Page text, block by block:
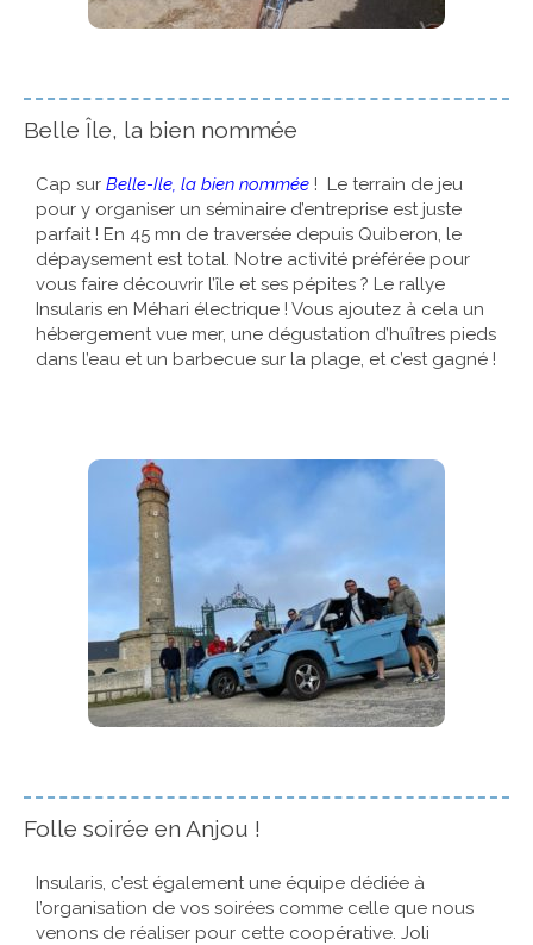
Belle Île, la bien nommée
Cap sur Belle-Ile, la bien nommée ! Le terrain de jeu
pour y organiser un séminaire d’entreprise est juste
parfait ! En 45 mn de traversée depuis Quiberon, le
dépaysement est total. Notre activité préférée pour
vous faire découvrir l’île et ses pépites ? Le rallye
Insularis en Méhari électrique ! Vous ajoutez à cela un
hébergement vue mer, une dégustation d’huîtres pieds
dans l’eau et un barbecue sur la plage, et c’est gagné !
Folle soirée en Anjou !
Insularis, c’est également une équipe dédiée à
l’organisation de vos soirées comme celle que nous
venons de réaliser pour cette coopérative. Joli